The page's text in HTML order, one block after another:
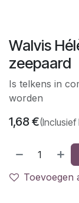
Walvis
zeepaard
Is telkens in
worden
1,68€(Inclusief
Toevoegen